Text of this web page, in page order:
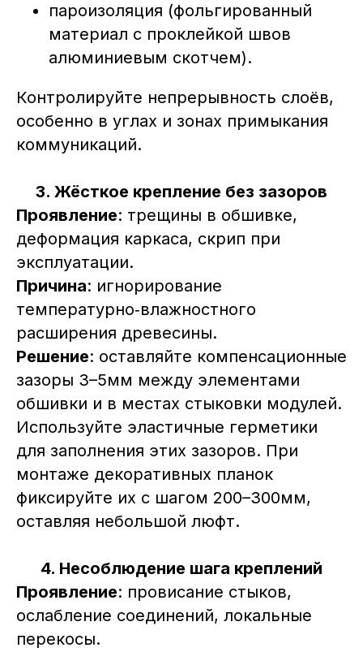
пароизоляция (фольгированный
материал с проклейкой швов
алюминиевым скотчем).
Контролируйте непрерывность слоёв,
особенно в углах и зонах примыкания
коммуникаций.
3. Жёсткое крепление без зазоров
Проявление: трещины в обшивке,
деформация каркаса, скрип при
эксплуатации.
Причина: игнорирование
температурно‑влажностного
расширения древесины.
Решение: оставляйте компенсационные
зазоры 3–5мм между элементами
обшивки и в местах стыковки модулей.
Используйте эластичные герметики
для заполнения этих зазоров. При
монтаже декоративных планок
фиксируйте их с шагом 200–300мм,
оставляя небольшой люфт.
4. Несоблюдение шага креплений
Проявление: провисание стыков,
ослабление соединений, локальные
перекосы.